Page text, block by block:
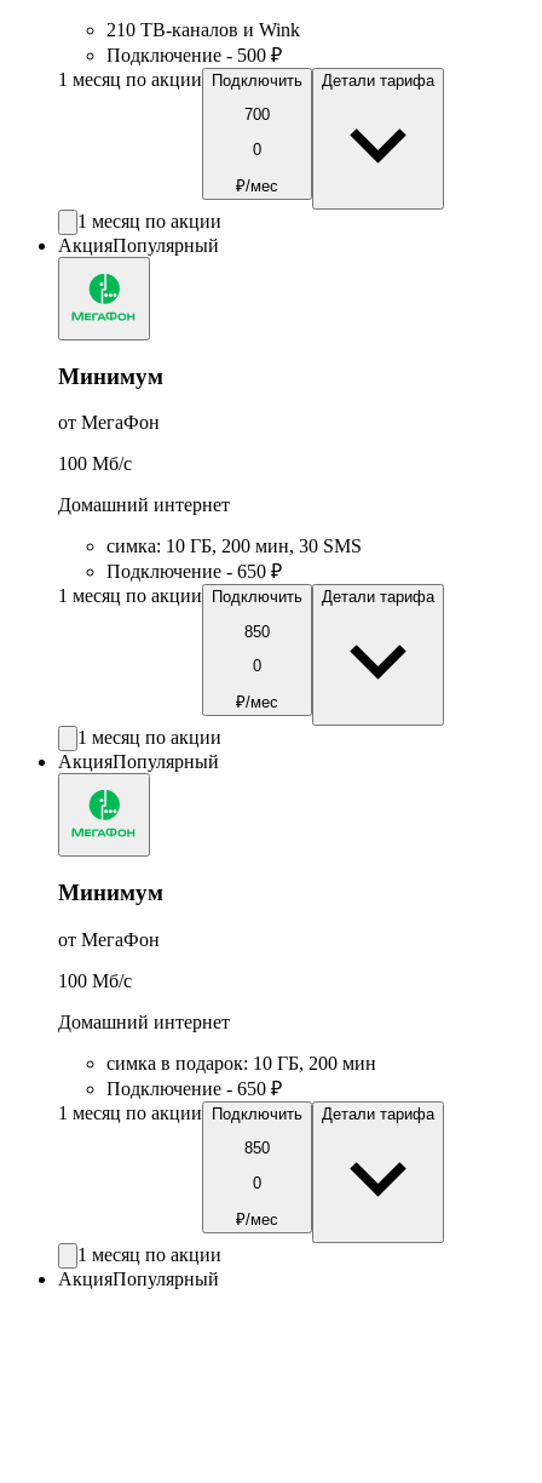
210 ТВ-каналов и Wink
Подключение - 500 ₽
1 месяц по акции
Подключить
700
0
₽/мес
Детали тарифа
1 месяц по акции
АкцияПопулярный
Минимум
от МегаФон
100 Мб/c
Домашний интернет
симка: 10 ГБ, 200 мин, 30 SMS
Подключение - 650 ₽
1 месяц по акции
Подключить
850
0
₽/мес
Детали тарифа
1 месяц по акции
АкцияПопулярный
Минимум
от МегаФон
100 Мб/c
Домашний интернет
симка в подарок: 10 ГБ, 200 мин
Подключение - 650 ₽
1 месяц по акции
Подключить
850
0
₽/мес
Детали тарифа
1 месяц по акции
АкцияПопулярный